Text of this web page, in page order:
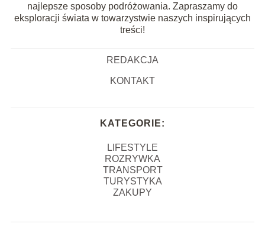
najlepsze sposoby podróżowania. Zapraszamy do
eksploracji świata w towarzystwie naszych inspirujących
treści!
REDAKCJA
KONTAKT
KATEGORIE:
LIFESTYLE
ROZRYWKA
TRANSPORT
TURYSTYKA
ZAKUPY